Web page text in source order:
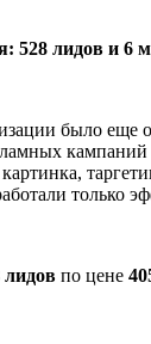
528 лидов и 6
было еще
только
лидов по цене